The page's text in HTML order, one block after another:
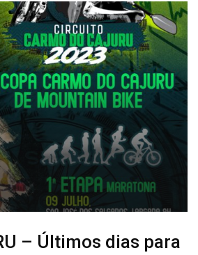
– Últimos dias para